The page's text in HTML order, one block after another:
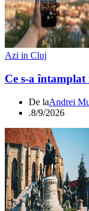
Azi in Cluj
Ce s-a
De laAndrei
.8/9/2026